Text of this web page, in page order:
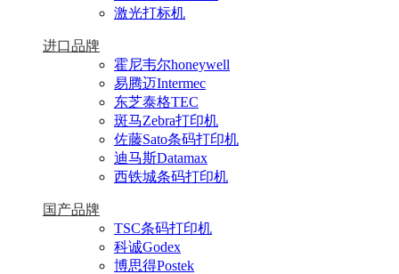
激光打标机
进口品牌
霍尼韦尔honeywell
易腾迈Intermec
东芝泰格TEC
斑马Zebra打印机
佐藤Sato条码打印机
迪马斯Datamax
西铁城条码打印机
国产品牌
TSC条码打印机
科诚Godex
博思得Postek